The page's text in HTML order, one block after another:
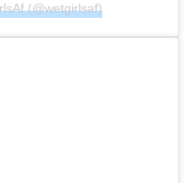
(@wetgirlsaf)